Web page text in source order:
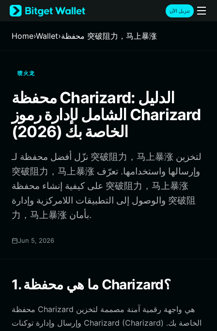
English
日本語
Русский
Italiano
Deutsch
简体中文
繁體中文
Português (Portugal)
ภาษาไทย
हिन्दी
Español
Português (Brasil)
Español (Argentina)
تنزيل الآن
Home›Wallet› محفظة 突破阻力，马上暴涨
喷火龙
محفظة Charizard: الدليل
الشامل لإدارة رموز Charizard
الخاصة بك (2026)
نزّل أفضل محفظة لـ 突破阻力，马上暴涨 لتخزين
突破阻力，马上暴涨 وإرسالها واستخدامها. تعرّف
على كيفية إنشاء محفظة 突破阻力，马上暴涨
والوصول إلى التطبيقات اللامركزية وإدارة 突破阻
力，马上暴涨 بأمان.
Jun 5, 2026
1. ما هي محفظة Charizard؟
محفظة Charizard هي واجهة رقمية آمنة مصممة لتخزين
وإرسال وإدارة توكنات Charizard (Charizard) الخاصة بك.